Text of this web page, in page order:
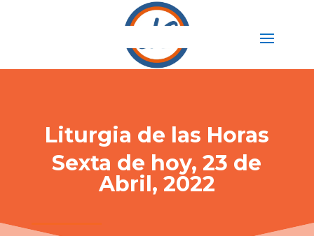
Liturgia de las Horas
Sexta de hoy, 23 de
Abril, 2022